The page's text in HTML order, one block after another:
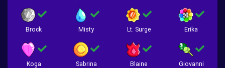
Brock Misty Lt. Surge Erika
Koga Sabrina Blaine Giovanni